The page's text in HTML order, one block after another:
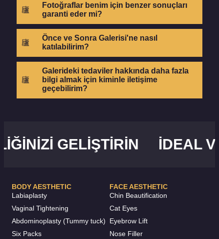
Fotoğraflar benim için benzer sonuçları
garanti eder mi?
Önce ve Sonra Galerisi'ne nasıl
katılabilirim?
Galerideki tedaviler hakkında daha fazla
bilgi almak için kiminle iletişime
geçebilirim?
GELIŞTIRIN İDEAL
BODY AESTHETIC
Labiaplasty
Vaginal Tightening
Abdominoplasty (Tummy tuck)
Six Packs
FACE AESTHETIC
Chin Beautification
Cat Eyes
Eyebrow Lift
Nose Filler